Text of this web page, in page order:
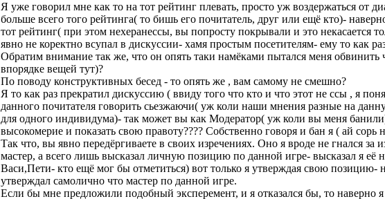
Я уже говорил мне как то на тот рейтинг плевать, просто уж воздержаться от
больше всего того рейтинга( то бишь его почитатель, друг или ещё кто)-
тот рейтинг( при этом нехеранессы, вы попросту покрывали и это некасается
явно не коректно всупал в дискуссии- хамя простым посетителям- ему то как
Обратим внимание так же, что он опять таки намёками пытался меня
впорядке вещей тут)?
По поводу конструктивных бесед - то опять же , вам самому не смешно?
Я то как раз прекратил дискуссию ( ввиду того что кто и что этот не ссы , я
данного почитателя говорить сьезжаючи( уж коли наши мнения разные на
для одного индивидума)- так может вы как Модератор( уж коли вы меня
высокомерие и показать свою правоту???? Cобственно говоря и бан я ( ай
Так что, вы явно передёргиваете в своих изречениях. Оно я вроде не гнался
мастер, а всего лишь высказал личную позицию по данной игре- высказал я
Васи,Пети- кто ещё мог бы отметиться) вот только я утверждая свою
утверждал самолично что мастер по данной игре.
Если бы мне предложили подобный эксперемент, и я отказался бы, то наверно